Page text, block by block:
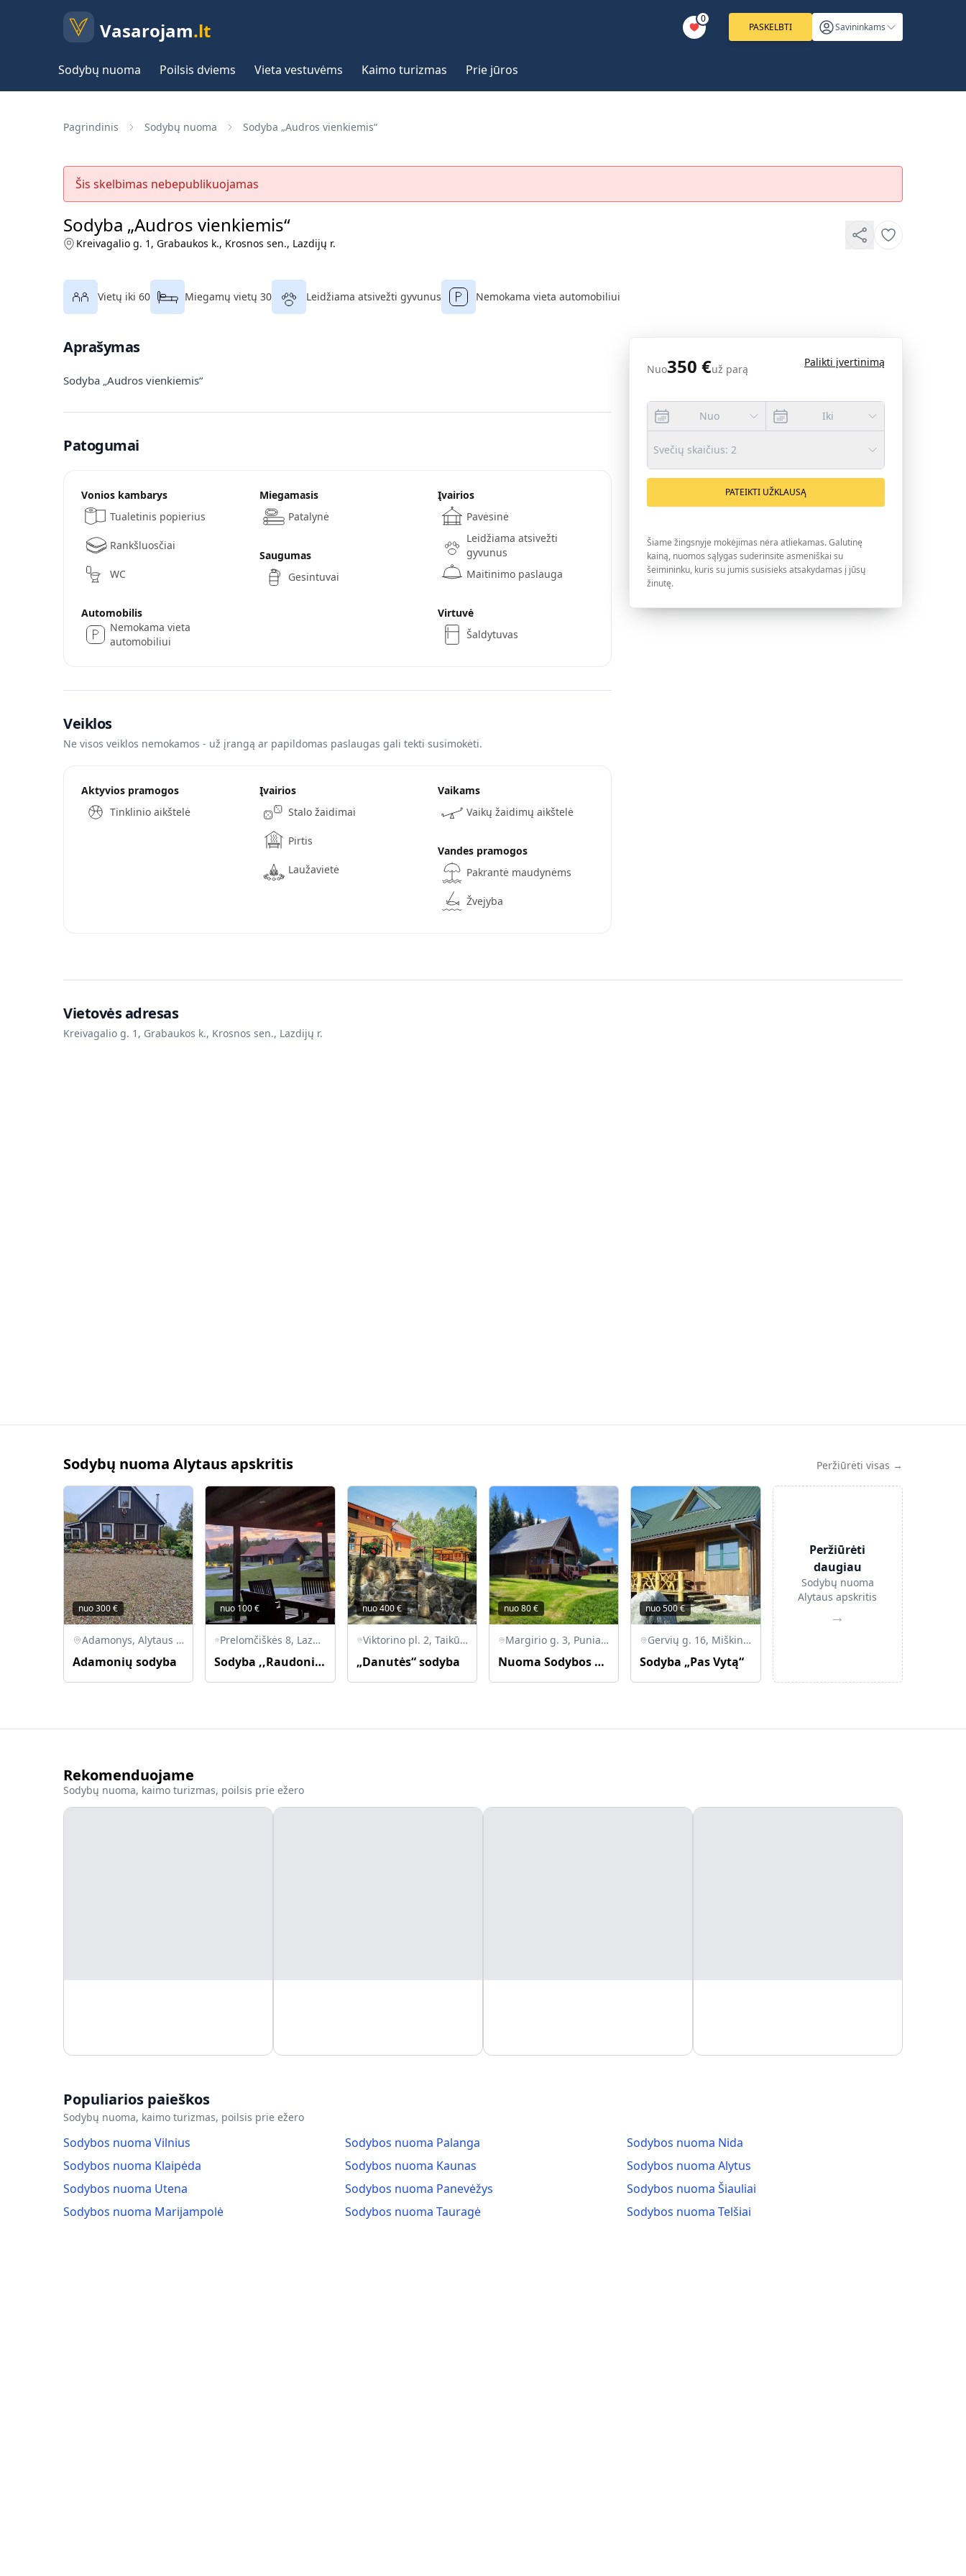
Vasarojam.lt
0
PASKELBTI Savininkams
Sodybų nuoma Poilsis dviems Vieta vestuvėms Kaimo turizmas Prie jūros
Pagrindinis Sodybų nuoma Sodyba „Audros vienkiemis“
Šis skelbimas nebepublikuojamas
Sodyba „Audros vienkiemis“
Kreivagalio g. 1, Grabaukos k., Krosnos sen., Lazdijų r.
Vietų iki 60 Miegamų vietų 30 Leidžiama atsivežti gyvunus Nemokama vieta automobiliui
Aprašymas
Sodyba „Audros vienkiemis“
Patogumai
Vonios kambarys
Tualetinis popierius
Rankšluosčiai
WC
Automobilis
Nemokama vieta
automobiliui
Miegamasis
Patalynė
Saugumas
Gesintuvai
Įvairios
Pavėsinė
Leidžiama atsivežti
gyvunus
Maitinimo paslauga
Virtuvė
Šaldytuvas
Veiklos
Ne visos veiklos nemokamos - už įrangą ar papildomas paslaugas gali tekti susimokėti.
Aktyvios pramogos
Tinklinio aikštelė
Įvairios
Stalo žaidimai
Pirtis
Laužavietė
Vaikams
Vaikų žaidimų aikštelė
Vandes pramogos
Pakrantė maudynėms
Žvejyba
Nuo350 €už parą
Palikti įvertinimą
Nuo Iki
Svečių skaičius: 2
PATEIKTI UŽKLAUSĄ
Šiame žingsnyje mokėjimas nėra atliekamas. Galutinę
kainą, nuomos sąlygas suderinsite asmeniškai su
šeimininku, kuris su jumis susisieks atsakydamas į jūsų
žinutę.
Vietovės adresas
Kreivagalio g. 1, Grabaukos k., Krosnos sen., Lazdijų r.
Sodybų nuoma Alytaus apskritis Peržiūrėti visas →
nuo300€
Adamonys, Alytaus r. sav., Lietuva
Adamonių sodyba
nuo 100€
Prelomčiškės 8, Lazdijų rajonas, 67472 Šventežerio seniūnija
Sodyba ,,Raudoni Stogai"
nuo400€
Viktorino pl. 2, Taikūnų k., Veisiejų sen., Lazdijų r.
„Danutės“ sodyba
nuo80€
Margirio g. 3, Punia, Alytaus r. sav., Lietuva
Nuoma Sodybos prie tvenkinio
nuo500€
Gervių g. 16, Miškiniai, LT-67047 Lazdijų r.
Sodyba „Pas Vytą“
Peržiūrėti
daugiau
Sodybų nuoma
Alytaus apskritis
→
Rekomenduojame
Sodybų nuoma, kaimo turizmas, poilsis prie ežero
Populiarios paieškos
Sodybų nuoma, kaimo turizmas, poilsis prie ežero
Sodybos nuoma Vilnius Sodybos nuoma Palanga
Sodybos nuoma Nida
Sodybos nuoma Klaipėda
Sodybos nuoma Kaunas
Sodybos nuoma Alytus
Sodybos nuoma Utena
Sodybos nuoma Panevėžys
Sodybos nuoma Šiauliai
Sodybos nuoma Marijampolė
Sodybos nuoma Tauragė Sodybos nuoma Telšiai